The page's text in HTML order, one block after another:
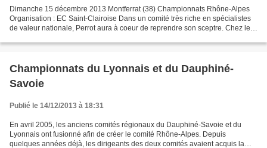
Dimanche 15 décembre 2013 Montferrat (38) Championnats Rhône-Alpes
Organisation : EC Saint-Clairoise Dans un comité très riche en spécialistes
de valeur nationale, Perrot aura à coeur de reprendre son sceptre. Chez les
Championnats du Lyonnais et du Dauphiné-
Savoie
Publié le 14/12/2013 à 18:31
En avril 2005, les anciens comités régionaux du Dauphiné-Savoie et du
Lyonnais ont fusionné afin de créer le comité Rhône-Alpes. Depuis
quelques années déjà, les dirigeants des deux comités avaient acquis la